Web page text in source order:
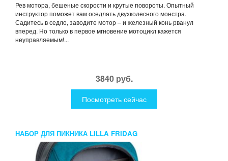
Рев мотора, бешеные скорости и крутые повороты. Опытный
инструктор поможет вам оседлать двухколесного монстра.
Садитесь в седло, заводите мотор – и железный конь рванул
вперед. Но только в первое мгновение мотоцикл кажется
неуправляемым!...
3840 руб.
Посмотреть сейчас
НАБОР ДЛЯ ПИКНИКА LILLA FRIDAG